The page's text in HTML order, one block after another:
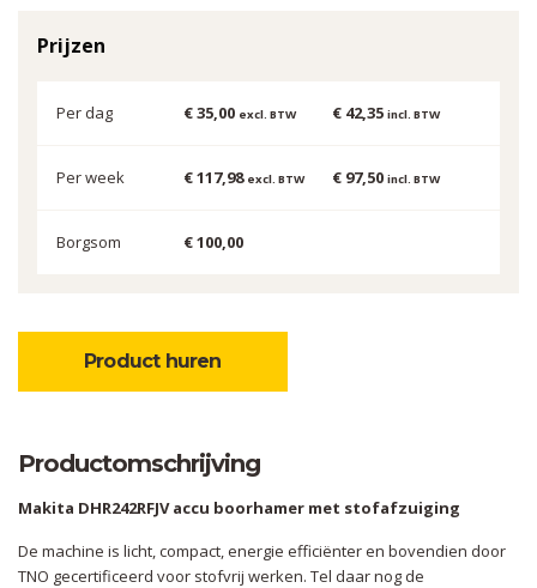
Prijzen
Per dag € 35,00 excl. BTW € 42,35incl. BTW
Per week € 117,98 excl. BTW € 97,50incl. BTW
Borgsom € 100,00
Product huren
Productomschrijving
Makita DHR242RFJV accu boorhamer met stofafzuiging
De machine is licht, compact, energie efficiënter en bovendien door
TNO gecertificeerd voor stofvrij werken. Tel daar nog de